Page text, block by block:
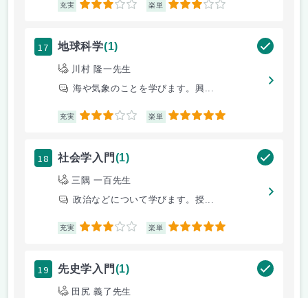
充実 3 楽単 3
17 地球科学(1)
川村 隆一先生
海や気象のことを学びます。興...
充実 3 楽単 5
18 社会学入門(1)
三隅 一百先生
政治などについて学びます。授...
充実 3 楽単 5
19 先史学入門(1)
田尻 義了先生